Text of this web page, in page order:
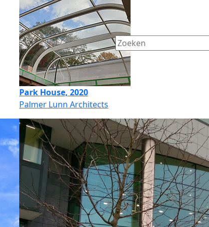
Park House, 2020
Palmer Lunn Architects